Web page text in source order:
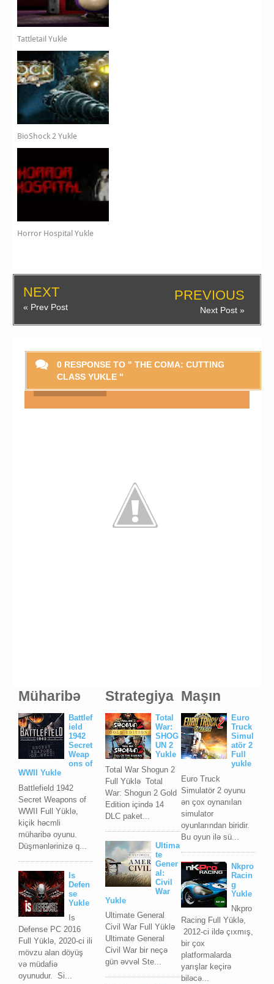
Tattletail Yukle
BioShock 2 Yukle
Horror Hospital Yukle
NEXT
« Prev Post
PREVIOUS
Next Post »
0 RESPONSE TO " THE COMA: CUTTING
CLASS YUKLE "
Smaylikləri Göstər
Müharibə
Battlef
ield
1942
Secret
Weap
ons of
WWII Yukle
Battlefield 1942
Secret Weapons of
WWII Full Yüklə,
kiçik həcmli
müharibə oyunu.
Düşmənlərinizə q...
Is
Defen
se
Yukle
Is
Defense PC 2016
Full Yüklə, 2020-ci ili
mövzu alan döyüş
və müdafiə
oyunudur. Si...
Maşın
Euro
Truck
Simul
atör 2
Full
yukle
Euro Truck
Simulatör 2 oyunu
ən çox oynanılan
simulator
oyunlarından biridir.
Bu oyun ilə sü...
Nkpro
Racin
g
Yukle
Nkpro
Racing Full Yüklə,
2012-ci ildə çıxmış,
bir çox
platformalarda
yarışlar keçirə
biləcə...
Strategiya
Total
War:
SHOG
UN 2
Yukle
Total War Shogun 2
Full Yüklə Total
War: Shogun 2 Gold
Edition içində 14
DLC paket...
Ultima
te
Gener
al:
Civil
War
Yukle
Ultimate General
Civil War Full Yüklə
Ultimate General
Civil War bir neçə
gün əvvəl Ste...